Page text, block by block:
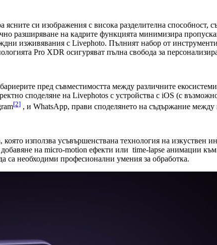
си изображения с висока разделителна
разширяване на кадрите функцията минимизира
изживявания с Livephoto. Пълният набор от
Pro XDR осигуряват пълна свобода за
пред съвместимостта между различните
споделяне на Livephotos с устройства с iOS (с
[2] , и WhatsApp, прави споделянето на съдържание между
използва усъвършенствана технология на
добавяне на micro-motion ефекти или time-lapse анимации
необходими професионални умения за обработка.